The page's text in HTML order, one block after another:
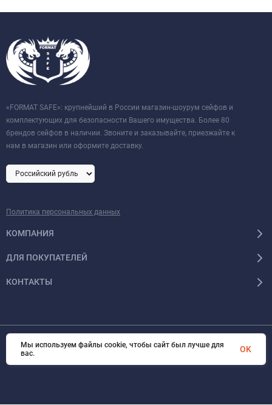
«FORMAT SAFE»: крупнейший в России магазин-шоурум сейфов и
комплектующих для безопасности Вашего имущества. Более 80
брендов сейфов в наличии. Звоните и заказывайте, приезжайте к
нам в магазин или оформите доставку.
Политика персональных данных
КОМПАНИЯ
ДЛЯ ПОКУПАТЕЛЕЙ
КОНТАКТЫ
© 2026 Format-safe.ru Все права защищены
Мы используем файлы cookie, чтобы сайт был лучше для
вас.
OK